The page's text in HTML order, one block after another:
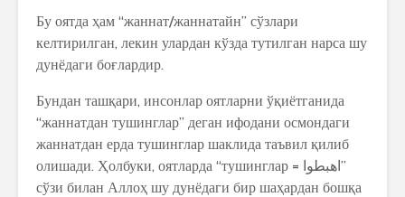
Бу оятда ҳам “жаннат/жаннатайн” сўзлари
келтирилган, лекин улардан кўзда тутилган нарса шу
дунёдаги боғлардир.
Бундан ташқари, инсонлар оятларни ўқиётганида
“жаннатдан тушинглар” деган ифодани осмондаги
жаннатдан ерда тушинглар шаклида таъвил қилиб
олишади. Ҳолбуки, оятларда “тушинглар = اهبطوا”
сўзи билан Аллоҳ шу дунёдаги бир шаҳардан бошқа